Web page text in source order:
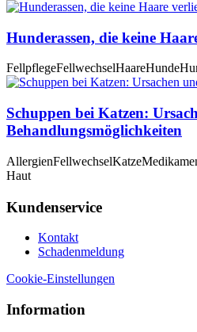
Hunderassen, die keine
FellpflegeFellwechselHaareHunde
Schuppen bei Katzen:
Behandlungsmöglichkeiten
AllergienFellwechselKatze
Haut
Kundenservice
Kontakt
Schadenmeldung
Cookie-Einstellungen
Information